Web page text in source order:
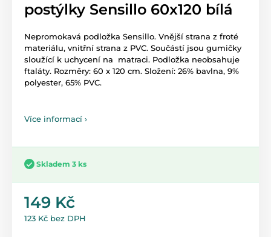
postýlky Sensillo 60x120 bílá
Nepromokavá podložka Sensillo. Vnější strana z froté
materiálu, vnitřní strana z PVC. Součástí jsou gumičky
sloužící k uchycení na matraci. Podložka neobsahuje
ftaláty. Rozměry: 60 x 120 cm. Složení: 26% bavlna, 9%
polyester, 65% PVC.
Více informací ›
Skladem 3 ks
149 Kč
123 Kč bez DPH